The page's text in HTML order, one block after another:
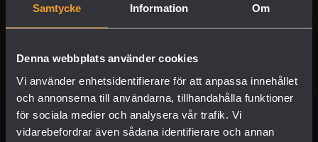
Samtycke Information Om
Denna webbplats använder cookies
Vi använder enhetsidentifierare för att anpassa innehållet
och annonserna till användarna, tillhandahålla funktioner
för sociala medier och analysera vår trafik. Vi
vidarebefordrar även sådana identifierare och annan